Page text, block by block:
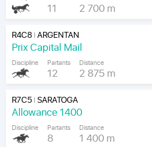
11 2 700 m
R4C8|ARGENTAN
Prix Capital Mail
Discipline Partants
12
Distance
2 875 m
R7C5|SARATOGA
Allowance 1400
Discipline Partants
8
Distance
1 400 m